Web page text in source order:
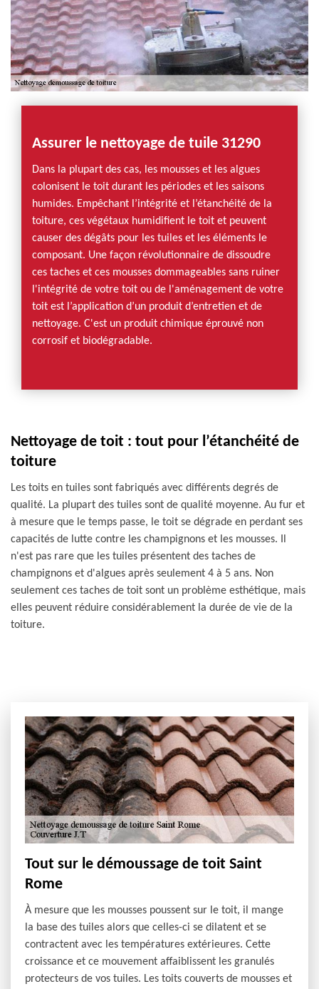
Assurer le nettoyage de tuile 31290
Dans la plupart des cas, les mousses et les algues
colonisent le toit durant les périodes et les saisons
humides. Empêchant l’intégrité et l’étanchéité de la
toiture, ces végétaux humidifient le toit et peuvent
causer des dégâts pour les tuiles et les éléments le
composant. Une façon révolutionnaire de dissoudre
ces taches et ces mousses dommageables sans ruiner
l'intégrité de votre toit ou de l'aménagement de votre
toit est l’application d’un produit d’entretien et de
nettoyage. C'est un produit chimique éprouvé non
corrosif et biodégradable.
Nettoyage de toit : tout pour l’étanchéité de
toiture
Les toits en tuiles sont fabriqués avec différents degrés de
qualité. La plupart des tuiles sont de qualité moyenne. Au fur et
à mesure que le temps passe, le toit se dégrade en perdant ses
capacités de lutte contre les champignons et les mousses. Il
n'est pas rare que les tuiles présentent des taches de
champignons et d'algues après seulement 4 à 5 ans. Non
seulement ces taches de toit sont un problème esthétique, mais
elles peuvent réduire considérablement la durée de vie de la
toiture.
Tout sur le démoussage de toit Saint
Rome
À mesure que les mousses poussent sur le toit, il mange
la base des tuiles alors que celles-ci se dilatent et se
contractent avec les températures extérieures. Cette
croissance et ce mouvement affaiblissent les granulés
protecteurs de vos tuiles. Les toits couverts de mousses et